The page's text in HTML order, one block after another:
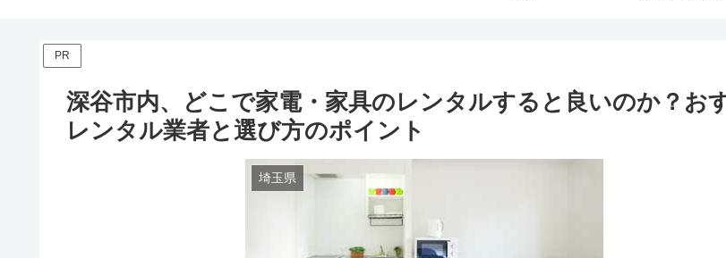
PR
深谷市内、どこで家電・家具のレンタルすると良いのか？お
レンタル業者と選び方のポイント
埼玉県